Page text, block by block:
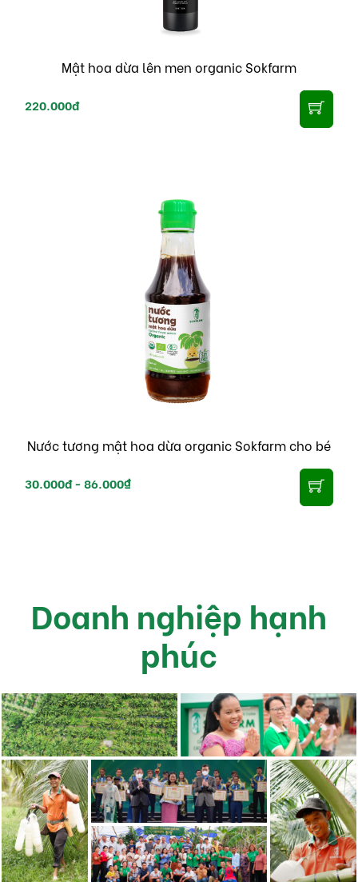
Mật hoa dừa lên men organic Sokfarm
220.000đ
Nước tương mật hoa dừa organic Sokfarm cho bé
30.000đ -86.000₫
Doanh nghiệp hạnh
phúc